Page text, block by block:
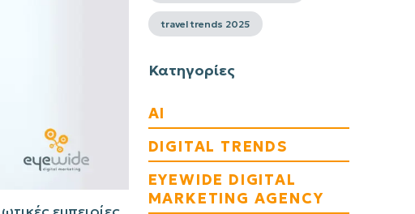
travel trends 2025
Κατηγορίες
AI
DIGITAL TRENDS
EYEWIDE DIGITAL
MARKETING AGENCY